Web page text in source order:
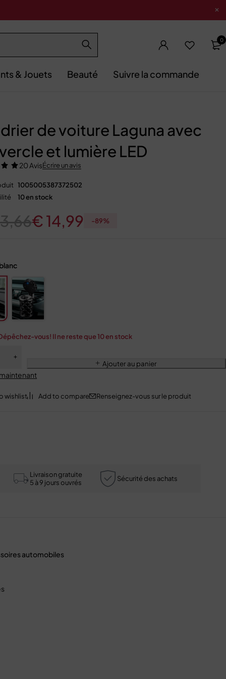
0
& Jouets Beauté Suivre la commande
de voiture Laguna avec
et lumière LED
20 AvisÉcrire un avis
1005005387372502
10 en stock
€14,99 -89%
vous! Il ne reste que 10 en stock
Ajouter au panier
Renseignez-vous sur le produit
Livraison gratuite
5 à 9 jours ouvrés
Sécurité des achats
automobiles